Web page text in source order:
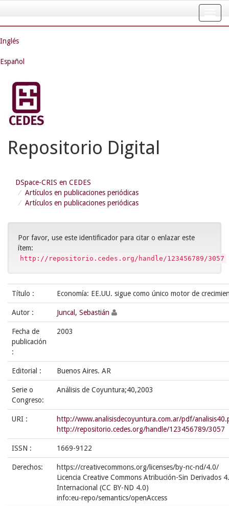
navigation
Inglés
Español
Repositorio Digital
DSpace-CRIS en CEDES
Artículos en publicaciones periódicas
Artículos en publicaciones periódicas
Por favor, use este identificador para citar o enlazar este
ítem:
http://repositorio.cedes.org/handle/123456789/3057
Título : Economía: EE.UU. sigue como único motor de
Autor : Juncal, Sebastián
Fecha de
publicación
:
2003
Editorial : Buenos Aires. AR
Serie o
Congreso:
Análisis de Coyuntura;40,2003
URI :
http://www.analisisdecoyuntura.com.ar/pdf/
http://repositorio.cedes.org/handle/123456789/3057
ISSN : 1669-9122
Derechos:
https://creativecommons.org/licenses/by-nc-nd/4.0/
Licencia Creative Commons Atribución-Sin Derivados
Internacional (CC BY-ND 4.0)
info:eu-repo/semantics/openAccess